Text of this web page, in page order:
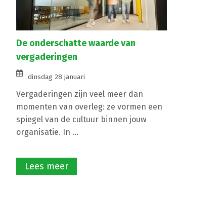
De onderschatte waarde van
vergaderingen
dinsdag 28 januari
Vergaderingen zijn veel meer dan
momenten van overleg: ze vormen een
spiegel van de cultuur binnen jouw
organisatie. In ...
Lees meer